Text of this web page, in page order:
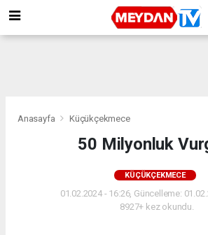
Anasayfa Küçükçekmece
50 Milyonluk
KÜÇÜKÇEKMECE
01.02.2024 - 16:26, Güncelleme:
8927+ kez okundu.